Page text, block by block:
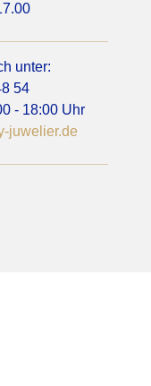
unter:
54
- 18:00 Uhr
juwelier.de